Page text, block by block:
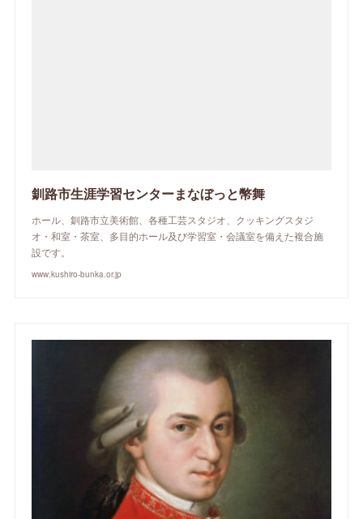
釧路市生涯学習センターまなぼっと幣舞
ホール、釧路市立美術館、各種工芸スタジオ、クッキングスタジ
オ・和室・茶室、多目的ホール及び学習室・会議室を備えた複合施
設です。
www.kushiro-bunka.or.jp